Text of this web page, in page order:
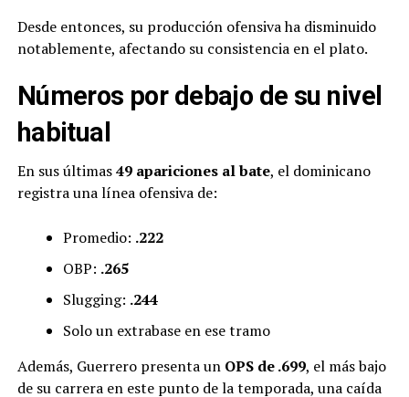
Desde entonces, su producción ofensiva ha disminuido
notablemente, afectando su consistencia en el plato.
Números por debajo de su nivel
habitual
En sus últimas49 apariciones al bate, el dominicano
registra una línea ofensiva de:
Promedio: .222
OBP: .265
Slugging: .244
Solo un extrabase en ese tramo
Además, Guerrero presenta un OPS de .699, el más bajo
de su carrera en este punto de la temporada, una caída